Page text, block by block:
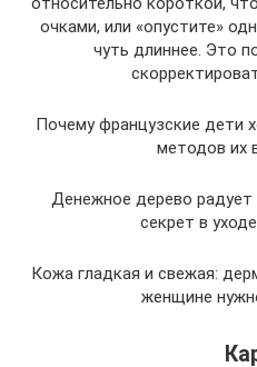
очками, или «опустите»
чуть длиннее. Это
Почему французские дети
методов их
Денежное дерево
секрет в
Кожа гладкая и свежая:
женщине